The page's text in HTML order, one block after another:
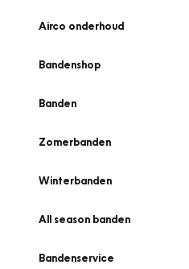
Airco onderhoud
Bandenshop
Banden
Zomerbanden
Winterbanden
All season banden
Bandenservice